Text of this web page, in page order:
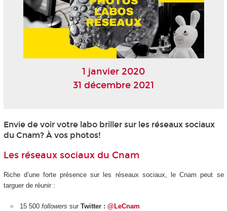
1 janvier 2020
31 décembre 2021
Envie de voir votre labo briller sur les réseaux sociaux
du Cnam? À vos photos!
Les réseaux sociaux du Cnam
Riche d’une forte présence sur les réseaux sociaux, le Cnam peut se
targuer de réunir :
15 500 followers sur Twitter : @LeCnam